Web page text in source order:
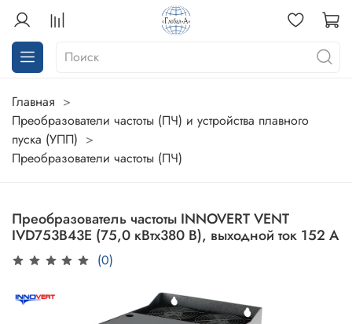
Главная
Преобразователи частоты (ПЧ) и устройства плавного
пуска (УПП)
Преобразователи частоты (ПЧ)
Преобразователь частоты INNOVERT VENT
IVD753B43E (75,0 кВтx380 В), выходной ток 152 А
(0)